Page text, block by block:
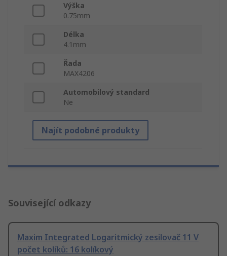
Výška
0.75mm
Délka
4.1mm
Řada
MAX4206
Automobilový standard
Ne
Najít podobné produkty
Související odkazy
Maxim Integrated Logaritmický zesilovač 11 V
počet kolíků: 16 kolíkový